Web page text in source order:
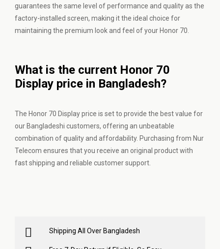
guarantees the same level of performance and quality as the
factory-installed screen, making it the ideal choice for
maintaining the premium look and feel of your Honor 70.
What is the current Honor 70
Display price in Bangladesh?
The Honor 70 Display price is set to provide the best value for
our Bangladeshi customers, offering an unbeatable
combination of quality and affordability. Purchasing from Nur
Telecom ensures that you receive an original product with
fast shipping and reliable customer support.
Shipping All Over Bangladesh